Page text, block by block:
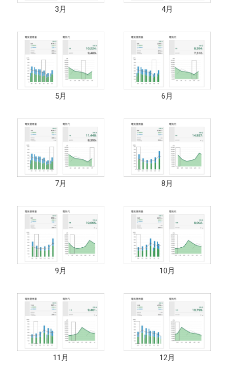
3月 4月
5月 6月
7月 8月
9月 10月
11月 12月